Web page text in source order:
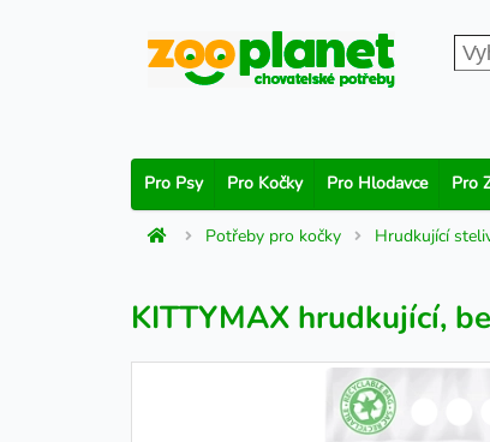
Pro Psy Pro Kočky Pro Hlodavce Pro
Potřeby pro kočky Hrudkující
KITTYMAX hrudkující,